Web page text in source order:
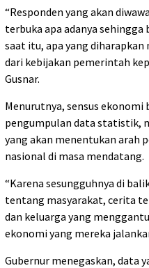
“Responden yang akan
terbuka apa adanya
saat itu, apa yang
dari kebijakan pemerintah
Gusnar.
Menurutnya, sensus ekonomi
pengumpulan data statistik,
yang akan menentukan arah
nasional di masa mendatang.
“Karena sesungguhnya di
tentang masyarakat, cerita
dan keluarga yang
ekonomi yang mereka
Gubernur menegaskan, data